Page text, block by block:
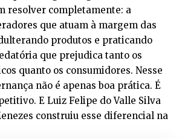
resolver completamente: a
que atuam à margem das
produtos e praticando
que prejudica tanto os
quanto os consumidores. Nesse
não é apenas boa prática. É
E Luiz Felipe do Valle Silva
construiu esse diferencial na